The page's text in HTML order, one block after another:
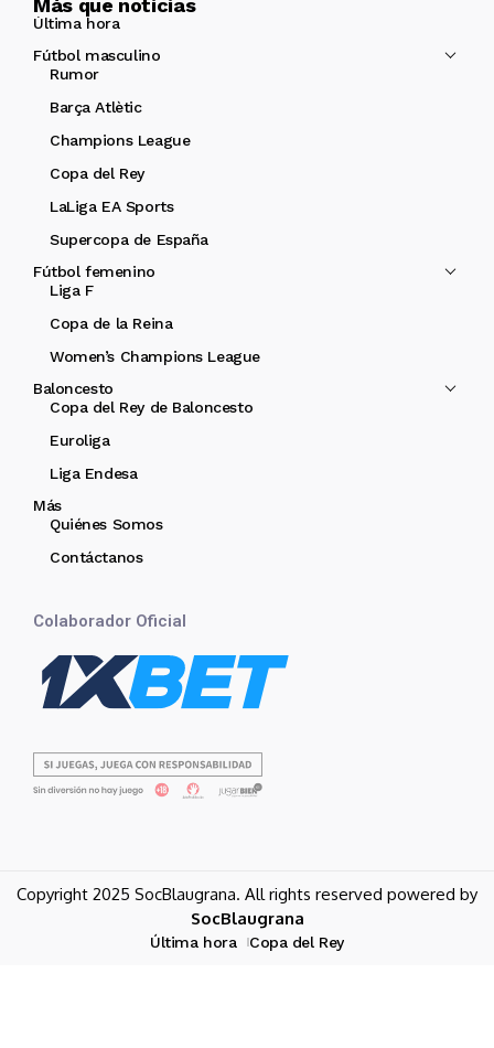
Última hora
Fútbol masculino
Rumor
Barça Atlètic
Champions League
Copa del Rey
LaLiga EA Sports
Supercopa de España
Fútbol femenino
Liga F
Copa de la Reina
Women’s Champions League
Baloncesto
Copa del Rey de Baloncesto
Euroliga
Liga Endesa
Más
Quiénes Somos
Contáctanos
Colaborador Oficial
Copyright 2025 SocBlaugrana. All rights reserved powered by
SocBlaugrana
Última hora Copa del Rey